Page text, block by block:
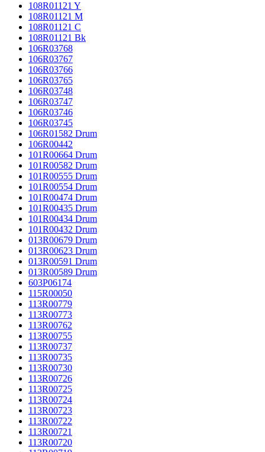
108R01121 Y
108R01121 M
108R01121 C
108R01121 Bk
106R03768
106R03767
106R03766
106R03765
106R03748
106R03747
106R03746
106R03745
106R01582 Drum
106R00442
101R00664 Drum
101R00582 Drum
101R00555 Drum
101R00554 Drum
101R00474 Drum
101R00435 Drum
101R00434 Drum
101R00432 Drum
013R00679 Drum
013R00623 Drum
013R00591 Drum
013R00589 Drum
603P06174
115R00050
113R00779
113R00773
113R00762
113R00755
113R00737
113R00735
113R00730
113R00726
113R00725
113R00724
113R00723
113R00722
113R00721
113R00720